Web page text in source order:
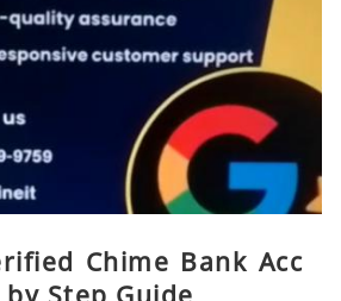
Chime Bank Acc